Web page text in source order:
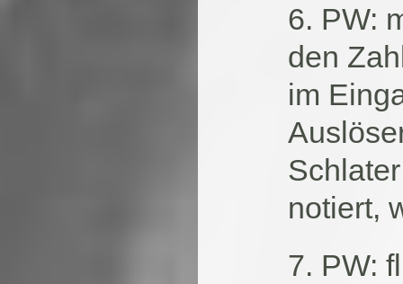
6. PW:
den
im
notiert,
7. PW: